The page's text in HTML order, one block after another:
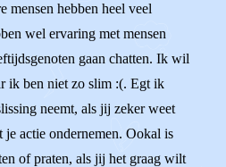
mensen hebben heel veel
wel ervaring met mensen
gaan chatten. Ik wil
ik ben niet zo slim :(. Egt ik
neemt, als jij zeker weet
actie ondernemen. Ookal is
of praten, als jij het graag wilt